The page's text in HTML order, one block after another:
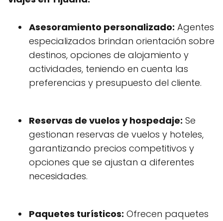
Asesoramiento personalizado: Agentes
especializados brindan orientación sobre
destinos, opciones de alojamiento y
actividades, teniendo en cuenta las
preferencias y presupuesto del cliente.
Reservas de vuelos y hospedaje: Se
gestionan reservas de vuelos y hoteles,
garantizando precios competitivos y
opciones que se ajustan a diferentes
necesidades.
Paquetes turísticos: Ofrecen paquetes